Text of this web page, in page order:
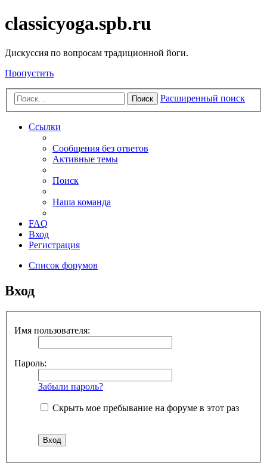
classicyoga.spb.ru
Дискуссия по вопросам традиционной йоги.
Пропустить
Поиск Расширенный поиск
Ссылки
Сообщения без ответов
Активные темы
Поиск
Наша команда
FAQ
Вход
Регистрация
Список форумов
Вход
Имя пользователя:
Пароль:
Забыли пароль?
Скрыть мое пребывание на форуме в этот раз